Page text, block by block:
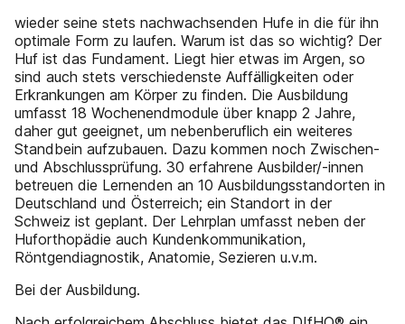
wieder seine stets nachwachsenden Hufe in die für ihn
optimale Form zu laufen. Warum ist das so wichtig? Der
Huf ist das Fundament. Liegt hier etwas im Argen, so
sind auch stets verschiedenste Auffälligkeiten oder
Erkrankungen am Körper zu finden. Die Ausbildung
umfasst 18 Wochenendmodule über knapp 2 Jahre,
daher gut geeignet, um nebenberuflich ein weiteres
Standbein aufzubauen. Dazu kommen noch Zwischen-
und Abschlussprüfung. 30 erfahrene Ausbilder/-innen
betreuen die Lernenden an 10 Ausbildungsstandorten in
Deutschland und Österreich; ein Standort in der
Schweiz ist geplant. Der Lehrplan umfasst neben der
Huforthopädie auch Kundenkommunikation,
Röntgendiagnostik, Anatomie, Sezieren u.v.m.
Bei der Ausbildung.